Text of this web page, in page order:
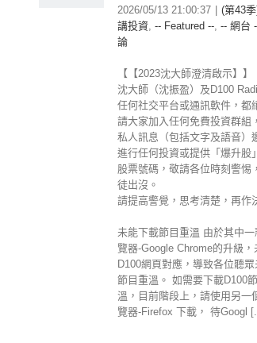
2026/05/13 21:00:37
(第43
講投資, -- Featured --, -- 網台
論
【【2023沈大師澄清啟示】】
沈大師（沈振盈）及D100
任何社交平台或通訊軟件，都
請大家加入任何免費投資群組
私人訊息（包括文字及語音）
進行任何投資或提供「爆升股
股票號碼，敬請各位時刻警惕
徒出沒。
請提高警覺，思考清楚，再作
未能下載節目重溫 由於其中一
覽器-Google Chrome的升級，
D100網頁對應，導致各位聽
節目重溫。 如需要下載D100
溫，目前階段上，請使用另一
覽器-Firefox 下載， 待Googl